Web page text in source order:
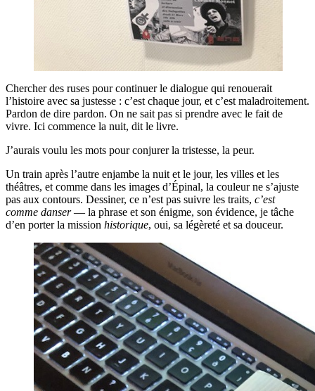
Chercher des ruses pour continuer le dialogue qui renouerait
l’histoire avec sa justesse : c’est chaque jour, et c’est maladroitement.
Pardon de dire pardon. On ne sait pas si prendre avec le fait de
vivre. Ici commence la nuit, dit le livre.
J’aurais voulu les mots pour conjurer la tristesse, la peur.
Un train après l’autre enjambe la nuit et le jour, les villes et les
théâtres, et comme dans les images d’Épinal, la couleur ne s’ajuste
pas aux contours. Dessiner, ce n’est pas suivre les traits, c’est
comme danser— la phrase et son énigme, son évidence, je tâche
d’en porter la mission historique, oui, sa légèreté et sa douceur.